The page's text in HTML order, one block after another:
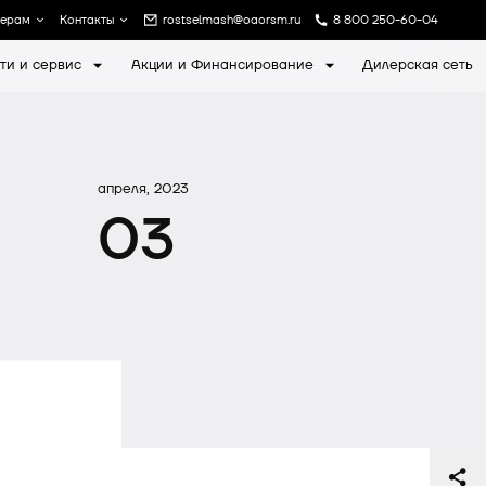
Контакты rostselmash@oaorsm.ru 8 800 250-60-04
и сервис Акции и Финансирование Дилерская сеть
апреля, 2023
03